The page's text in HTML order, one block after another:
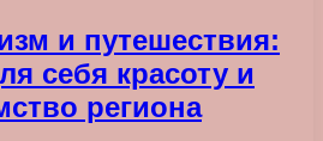
и путешествия:
себя красоту и
региона